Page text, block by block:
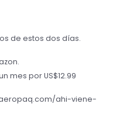
de estos dos días.
mes por US$12.99
aeropaq.com/ahi-viene-